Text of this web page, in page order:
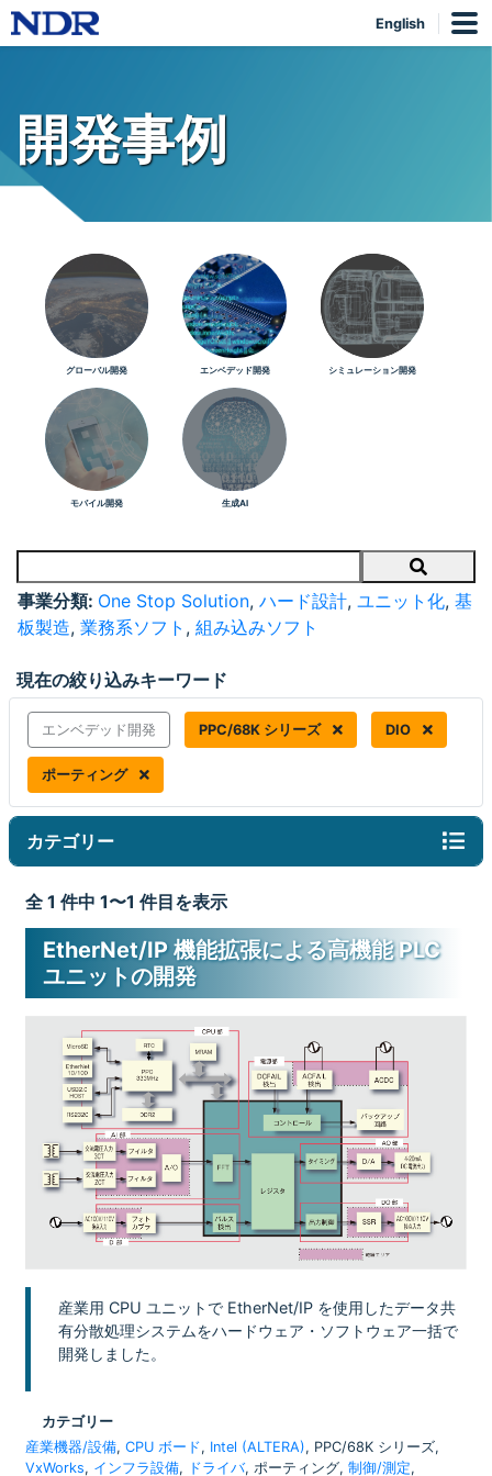
English
開発事例
グローバル開発 エンベデッド開発 シミュレーション開発
モバイル開発 生成AI
Search
事業分類: One Stop Solution, ハード設計, ユニット化, 基
板製造, 業務系ソフト , 組み込みソフト
現在の絞り込みキーワード
エンベデッド開発 PPC/68K シリーズ DIO
ポーティング
カテゴリー
全 1 件中 1〜1 件目を表示
EtherNet/IP 機能拡張による高機能 PLC
ユニットの開発
産業用 CPU ユニットで EtherNet/IP を使用したデータ共
有分散処理システムをハードウェア・ソフトウェア一括で
開発しました。
カテゴリー
産業機器/設備, CPU ボード, Intel (ALTERA), PPC/68K シリーズ,
VxWorks, インフラ設備, ドライバ, ポーティング, 制御/測定,